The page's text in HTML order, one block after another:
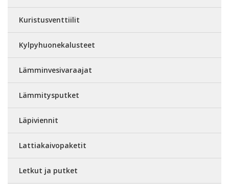
Kuristusventtiilit
Kylpyhuonekalusteet
Lämminvesivaraajat
Lämmitysputket
Läpiviennit
Lattiakaivopaketit
Letkut ja putket